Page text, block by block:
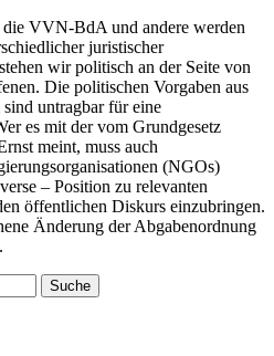
VVN-BdA und andere werden
juristischer
wir politisch an der Seite von
Die politischen Vorgaben aus
untragbar für eine
es mit der vom Grundgesetz
meint, muss auch
(NGOs)
– Position zu relevanten
öffentlichen Diskurs einzubringen.
Änderung der Abgabenordnung